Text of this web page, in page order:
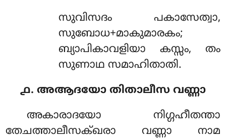
സുവിസദം പകാസേത്വാ,
സുബോധ+മാകുമാരകം;
ബ്യാപികാവളിയാ കസ്സം, തം
സുണാഥ സമാഹിതാതി.
൧. അആദയോ തിതാലീസ വണ്ണാ
അകാരാദയോ നിഗ്ഗഹീതന്താ
തേചത്താലീസക്ഖരാ വണ്ണാ നാമ